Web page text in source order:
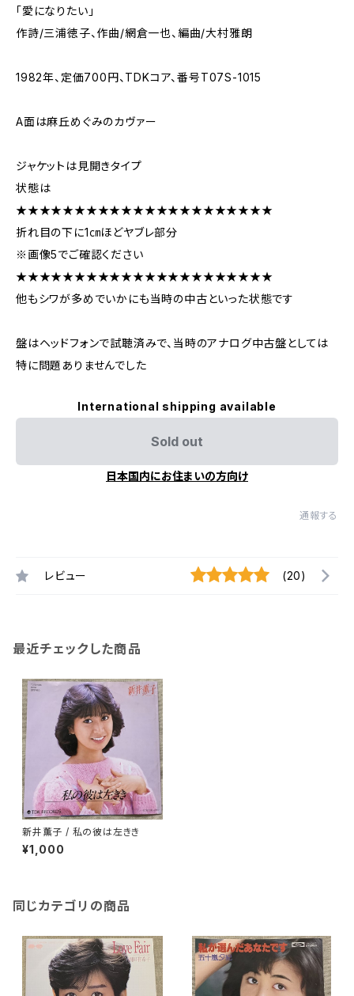
「愛になりたい」
作詩/三浦徳子、作曲/網倉一也、編曲/大村雅朗
1982年、定価700円、TDKコア、番号T07S-1015
A面は麻丘めぐみのカヴァー
ジャケットは見開きタイプ
状態は
★★★★★★★★★★★★★★★★★★★★★★
折れ目の下に1㎝ほどヤブレ部分
※画像5でご確認ください
★★★★★★★★★★★★★★★★★★★★★★
他もシワが多めでいかにも当時の中古といった状態です
盤はヘッドフォンで試聴済みで、当時のアナログ中古盤としては
特に問題ありませんでした
International shipping available
Sold out
日本国内にお住まいの方向け
通報する
レビュー (20)
最近チェックした商品
新井薫子 / 私の彼は左きき
¥1,000
同じカテゴリの商品